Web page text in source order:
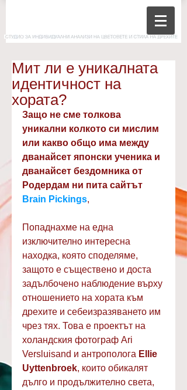
Мит ли е уникалната
идентичност на
хората?
Защо не сме толкова
уникални колкото си мислим
или какво общо има между
дванайсет японски ученика и
дванайсет бездомника от
Родердам ни пита сайтът
Brain Pickings,
Попаднахме на една
изключително интересна
находка, която споделяме,
защото е съществено и доста
задълбочено наблюдение върху
отношението на хората към
дрехите и себеизразяването им
чрез тях. Това е проектът на
холандския фотограф Ari
Versluisand и антрополога Ellie
Uyttenbroek, които обикалят
дълго и продължително света,